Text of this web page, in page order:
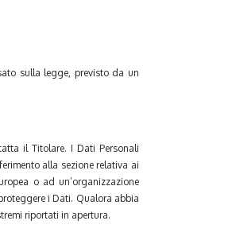
sulla legge, previsto da un
il Titolare. I Dati Personali
alla sezione relativa ai
o ad un’organizzazione
i Dati. Qualora abbia
riportati in apertura.